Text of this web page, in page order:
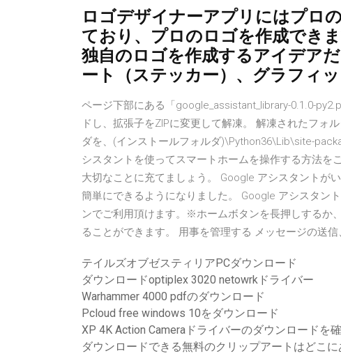
ロゴデザイナーアプリにはプロ
ており、プロのロゴを作成でき
独自のロゴを作成するアイデア
ート（ステッカー）、グラフィ
ページ下部にある「google_assistant_library-0.1.0-
ドし、拡張子をZIPに変更して解凍。 解凍されたフォ
ダを、(インストールフォルダ)\Python36\Lib\site-
シスタントを使ってスマートホームを操作する方法を
大切なことに充てましょう。 Google アシスタントが
簡単にできるようになりました。 Google アシスタン
ンでご利用頂けます。※ホームボタンを長押しするか
ることができます。 用事を管理する メッセージの送
テイルズオブゼスティリアPCダウンロード
ダウンロードoptiplex 3020 netowrkドライバー
Warhammer 4000 pdfのダウンロード
Pcloud free windows 10をダウンロード
XP 4K Action Cameraドライバーのダウンロードを
ダウンロードできる無料のクリップアートはどこ